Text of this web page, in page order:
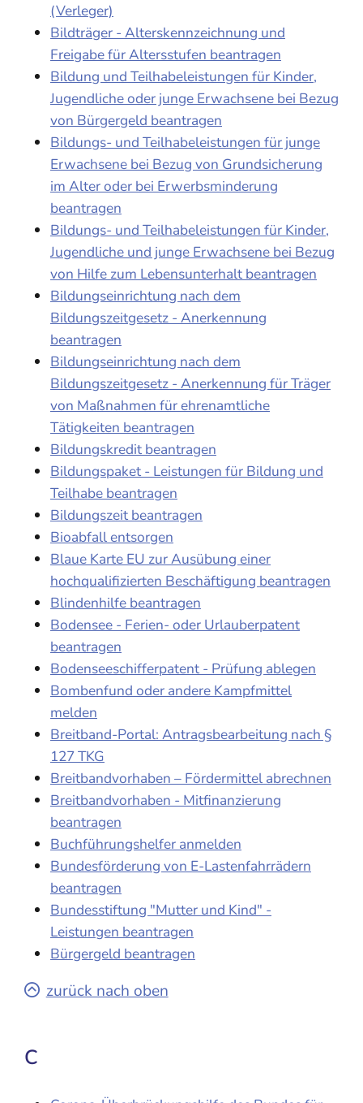
(Verleger)
Bildträger - Alterskennzeichnung und
Freigabe für Altersstufen beantragen
Bildung und Teilhabeleistungen für Kinder,
Jugendliche oder junge Erwachsene bei Bezug
von Bürgergeld beantragen
Bildungs- und Teilhabeleistungen für junge
Erwachsene bei Bezug von Grundsicherung
im Alter oder bei Erwerbsminderung
beantragen
Bildungs- und Teilhabeleistungen für Kinder,
Jugendliche und junge Erwachsene bei Bezug
von Hilfe zum Lebensunterhalt beantragen
Bildungseinrichtung nach dem
Bildungszeitgesetz - Anerkennung
beantragen
Bildungseinrichtung nach dem
Bildungszeitgesetz - Anerkennung für Träger
von Maßnahmen für ehrenamtliche
Tätigkeiten beantragen
Bildungskredit beantragen
Bildungspaket - Leistungen für Bildung und
Teilhabe beantragen
Bildungszeit beantragen
Bioabfall entsorgen
Blaue Karte EU zur Ausübung einer
hochqualifizierten Beschäftigung beantragen
Blindenhilfe beantragen
Bodensee - Ferien- oder Urlauberpatent
beantragen
Bodenseeschifferpatent - Prüfung ablegen
Bombenfund oder andere Kampfmittel
melden
Breitband-Portal: Antragsbearbeitung nach §
127 TKG
Breitbandvorhaben – Fördermittel abrechnen
Breitbandvorhaben - Mitfinanzierung
beantragen
Buchführungshelfer anmelden
Bundesförderung von E-Lastenfahrrädern
beantragen
Bundesstiftung "Mutter und Kind" -
Leistungen beantragen
Bürgergeld beantragen
zurück nach oben
C